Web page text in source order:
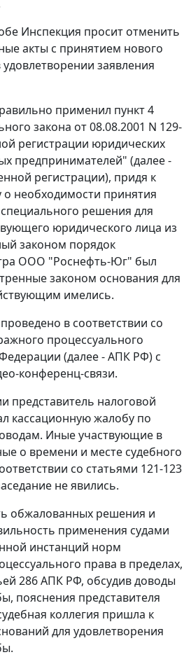
Инспекция просит отменить
акты с принятием нового
заявления
применил пункт 4
закона от 08.08.2001 N 129-
регистрации юридических
предпринимателей" (далее -
регистрации), придя к
необходимости принятия
решения для
юридического лица из
законом порядок
ООО "Роснефть-Юг" был
законом основания для
имелись.
в соответствии со
процессуального
(далее - АПК РФ) с
конференц-связи.
представитель налоговой
кассационную жалобу по
Иные участвующие в
о времени и месте судебного
со статьями 121-123
не явились.
обжалованных решения и
применения судами
инстанций норм
права в пределах,
286АПК РФ, обсудив доводы
пояснения представителя
коллегия пришла к
для удовлетворения